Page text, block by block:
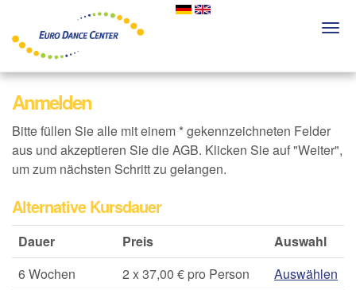
main
Anmelden
Bitte füllen Sie alle mit einem * gekennzeichneten Felder
aus und akzeptieren Sie die AGB. Klicken Sie auf "Weiter",
um zum nächsten Schritt zu gelangen.
Alternative Kursdauer
Dauer Preis
Auswahl
6 Wochen
2 x 37,00 € pro Person
Auswählen